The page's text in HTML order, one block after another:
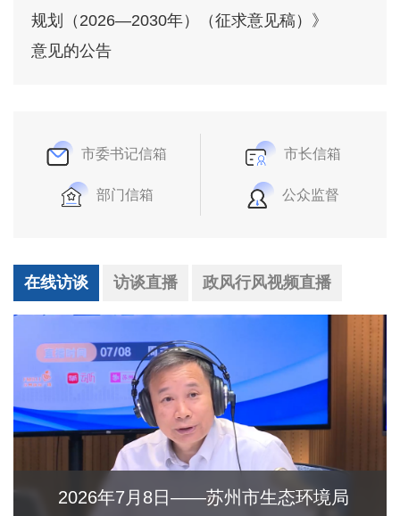
规划（2026—2030年）（征求意见稿）》
意见的公告
市委书记信箱 市长信箱
部门信箱 公众监督
在线访谈 访谈直播 政风行风视频直播
2026年7月8日——苏州市生态环境局